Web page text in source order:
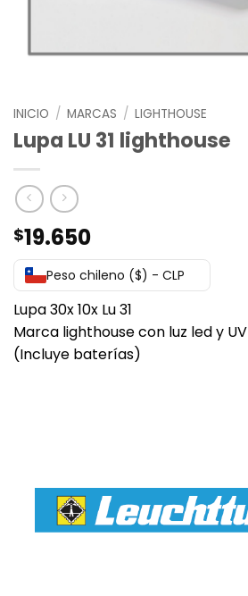
INICIO / MARCAS / LIGHTHOUSE
Lupa LU 31 lighthouse
$19.650
Peso chileno ($) - CLP
Lupa 30x 10x Lu 31
Marca lighthouse con luz led y UV
(Incluye baterías)